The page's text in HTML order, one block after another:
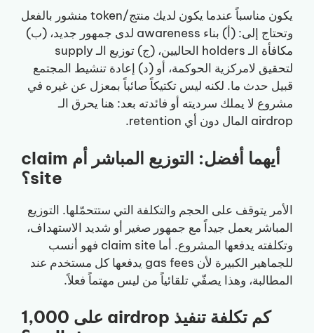
يكون مناسباً عندما يكون لديك منتج/token منشور بالفعل
وتحتاج إلى: (أ) بناء awareness لدى جمهور جديد، (ب)
مكافأة الـ holders الحاليين، (ج) توزيع الـ supply
لتحقيق لامركزية الحوكمة، أو (د) إعادة تنشيط المجتمع
قبيل حدث ما. لكنه ليس تكتيكاً صائباً بمعزل عن غيره في
مشروع لا يملك سرديته أو فائدته بعد: هنا يحرق الـ
airdrop المال دون أي retention.
أيهما أفضل: التوزيع المباشر أم claim
site؟
الأمر يتوقف على الحجم والتكلفة التي ستتحمّلها. التوزيع
المباشر يعمل جيداً مع جمهور صغير أو شديد الاستهداف،
وتكلفته يدفعها المشروع. أما claim site فهو أنسب
للجماهير الكبيرة لأن gas fees يدفعها كل مستخدم عند
المطالبة، وهذا يصفّي تلقائياً من ليس مهتماً فعلاً.
كم تكلفة تنفيذ airdrop على 1,000